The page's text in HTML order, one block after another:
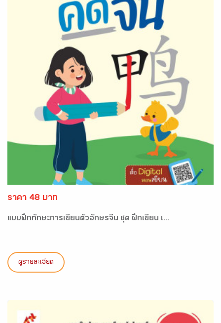
ราคา 48 บาท
แบบฝึกทักษะการเขียนตัวอักษรจีน ชุด ฝึกเขียน เ...
ดูรายละเอียด